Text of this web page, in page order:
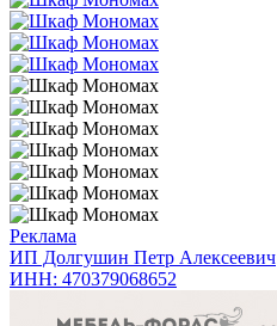
Реклама
ИП Долгушин Петр Алексеевич
ИНН: 470379068652